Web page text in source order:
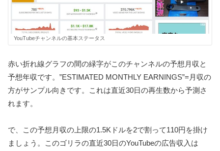
YouTubeチャンネルの基本ステータス
赤い折れ線グラフの間の緑字がこのチャンネルの予想月収と
予想年収です。”ESTIMATED MONTHLY EARNINGS”=月収の
方がサンプル向きです。これは直近30日の再生数から予測さ
れます。
で、この予想月収の上限の1.5Kドルを2で割って110円を掛け
ましょう。このゴリラの直近30日のYouTubeの広告収入は